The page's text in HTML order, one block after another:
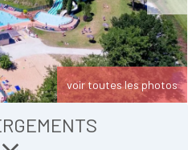
voir toutes les photos